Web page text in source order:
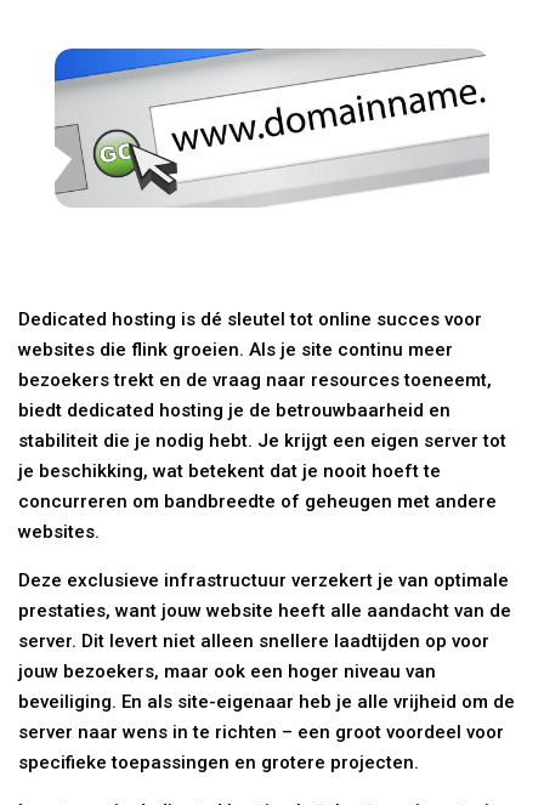
Dedicated hosting is dé sleutel tot online succes voor
websites die flink groeien. Als je site continu meer
bezoekers trekt en de vraag naar resources toeneemt,
biedt dedicated hosting je de betrouwbaarheid en
stabiliteit die je nodig hebt. Je krijgt een eigen server tot
je beschikking, wat betekent dat je nooit hoeft te
concurreren om bandbreedte of geheugen met andere
websites.
Deze exclusieve infrastructuur verzekert je van optimale
prestaties, want jouw website heeft alle aandacht van de
server. Dit levert niet alleen snellere laadtijden op voor
jouw bezoekers, maar ook een hoger niveau van
beveiliging. En als site-eigenaar heb je alle vrijheid om de
server naar wens in te richten – een groot voordeel voor
specifieke toepassingen en grotere projecten.